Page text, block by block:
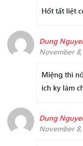
Hốt tất liệt
Dung
November
Miệng thì
ích ky làm
Dung
November